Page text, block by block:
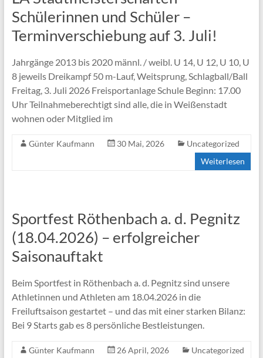
Schülerinnen und Schüler –
Terminverschiebung auf 3. Juli!
Jahrgänge 2013 bis 2020 männl. / weibl. U 14, U 12, U 10, U
8 jeweils Dreikampf 50 m-Lauf, Weitsprung, Schlagball/Ball
Freitag, 3. Juli 2026 Freisportanlage Schule Beginn: 17.00
Uhr Teilnahmeberechtigt sind alle, die in Weißenstadt
wohnen oder Mitglied im
Günter Kaufmann 30 Mai, 2026
Uncategorized
Weiterlesen
Sportfest Röthenbach a. d. Pegnitz
(18.04.2026) – erfolgreicher
Saisonauftakt
Beim Sportfest in Röthenbach a. d. Pegnitz sind unsere
Athletinnen und Athleten am 18.04.2026 in die
Freiluftsaison gestartet – und das mit einer starken Bilanz:
Bei 9 Starts gab es 8 persönliche Bestleistungen.
Günter Kaufmann 26 April, 2026
Uncategorized